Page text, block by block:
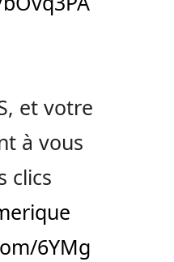
et votre
à vous
clics
6YMg